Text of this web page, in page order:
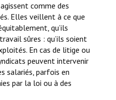
comme des
Elles veillent à ce que
qu’ils
sûres : qu’ils soient
En cas de litige ou
peuvent intervenir
salariés, parfois en
par la loi ou à des